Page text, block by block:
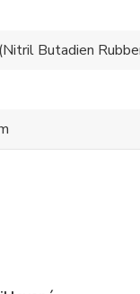
Butadien